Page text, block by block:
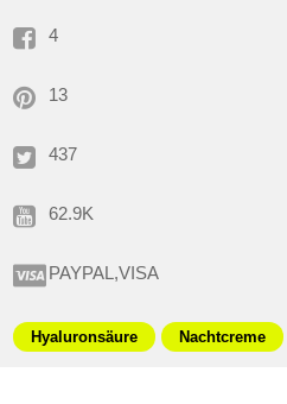
4
13
437
62.9K
PAYPAL,VISA
Hyaluronsäure Nachtcreme